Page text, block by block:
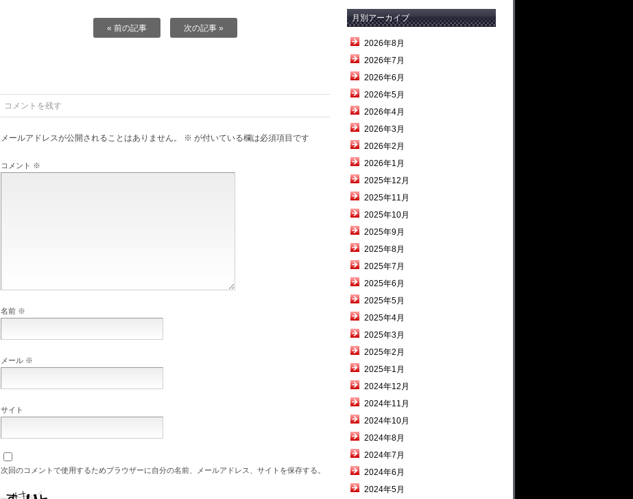
« 前の記事 次の記事 »
コメントを残す
メールアドレスが公開されることはありません。 ※ が付いている欄は必須項目です
コメント ※
名前 ※
メール ※
サイト
次回のコメントで使用するためブラウザーに自分の名前、メールアドレス、サイトを保存する。
月別アーカイブ
2026年8月
2026年7月
2026年6月
2026年5月
2026年4月
2026年3月
2026年2月
2026年1月
2025年12月
2025年11月
2025年10月
2025年9月
2025年8月
2025年7月
2025年6月
2025年5月
2025年4月
2025年3月
2025年2月
2025年1月
2024年12月
2024年11月
2024年10月
2024年8月
2024年7月
2024年6月
2024年5月